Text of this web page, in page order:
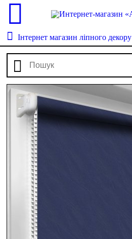
Інтернет магазин ліпного декору